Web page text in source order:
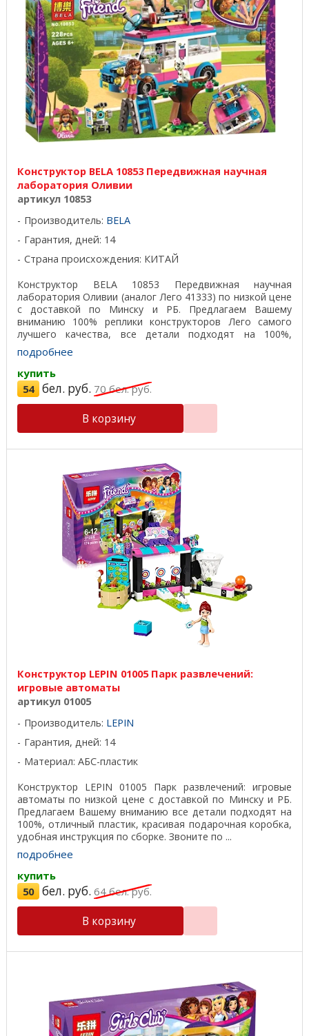
Конструктор BELA 10853 Передвижная научная
лаборатория Оливии
артикул 10853
Производитель: BELA
Гарантия, дней: 14
Страна происхождения: КИТАЙ
Конструктор BELA 10853 Передвижная научная
лаборатория Оливии (аналог Лего 41333) по низкой цене
с доставкой по Минску и РБ. Предлагаем Вашему
вниманию 100% реплики конструкторов Лего самого
лучшего качества, все детали подходят на 100%,
отличный ...
подробнее
купить
54 бел. руб. 70бел. руб.
В корзину
Конструктор LEPIN 01005 Парк развлечений:
игровые автоматы
артикул 01005
Производитель: LEPIN
Гарантия, дней: 14
Материал: АБС-пластик
Конструктор LEPIN 01005 Парк развлечений: игровые
автоматы по низкой цене с доставкой по Минску и РБ.
Предлагаем Вашему вниманию все детали подходят на
100%, отличный пластик, красивая подарочная коробка,
удобная инструкция по сборке. Звоните по ...
подробнее
купить
50 бел. руб. 64бел. руб.
В корзину